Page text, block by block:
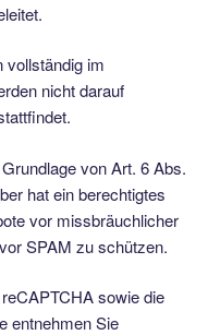
vollständig im
nicht darauf
von Art. 6 Abs.
hat ein berechtigtes
vor missbräuchlicher
SPAM zu schützen.
sowie die
entnehmen Sie